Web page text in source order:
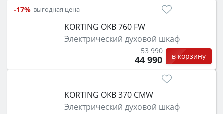
затем смотрите на объём 50–70 л для семьи,
класс энергопотребления не ниже A и нужные
функции (конвекция, гриль, самоочистка,
защита от детей).
-17% выгодная цена
KORTING OKB 760 FW
Электрический духовой шкаф
53 990
44 990 в корзину
KORTING OKB 370 CMW
Электрический духовой шкаф